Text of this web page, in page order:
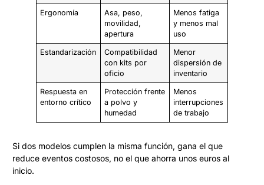
Ergonomía
Asa, peso,
movilidad,
apertura
Menos fatiga
y menos mal
uso
Estandarización
Compatibilidad
con kits por
oficio
Menor
dispersión de
inventario
Respuesta en
entorno crítico
Protección frente
a polvo y
humedad
Menos
interrupciones
de trabajo
Si dos modelos cumplen la misma función, gana el que
reduce eventos costosos, no el que ahorra unos euros al
inicio.